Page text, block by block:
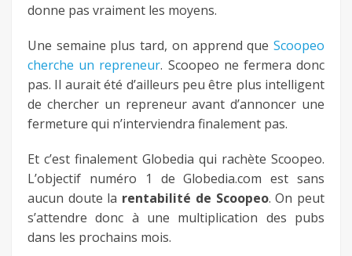
donne pas vraiment les moyens.
Une semaine plus tard, on apprend que Scoopeo
cherche un repreneur. Scoopeo ne fermera donc
pas. Il aurait été d’ailleurs peu être plus intelligent
de chercher un repreneur avant d’annoncer une
fermeture qui n’interviendra finalement pas.
Et c’est finalement Globedia qui rachète Scoopeo.
L’objectif numéro 1 de Globedia.com est sans
aucun doute la rentabilité de Scoopeo. On peut
s’attendre donc à une multiplication des pubs
dans les prochains mois.